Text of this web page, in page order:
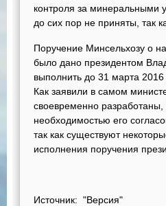
контроля за
до сих пор не приняты, так
Поручение Минсельхозу о
было дано президентом
выполнить до 31 марта
Как заявили в самом
своевременно разработаны,
необходимостью его
так как существуют
исполнения поручения
Источник: "Версия"